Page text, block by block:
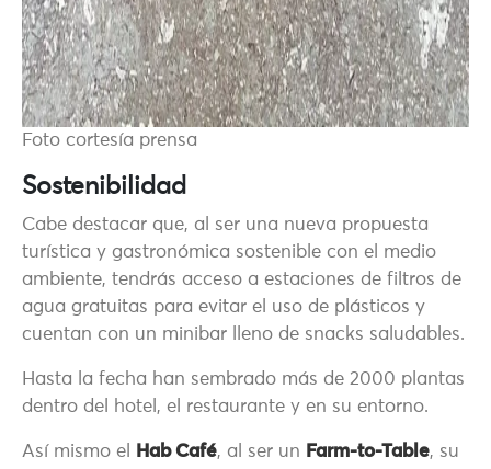
Foto cortesía prensa
Sostenibilidad
Cabe destacar que, al ser una nueva propuesta
turística y gastronómica sostenible con el medio
ambiente, tendrás acceso a estaciones de filtros de
agua gratuitas para evitar el uso de plásticos y
cuentan con un minibar lleno de snacks saludables.
Hasta la fecha han sembrado más de 2000 plantas
dentro del hotel, el restaurante y en su entorno.
Así mismo el Hab Café, al ser un Farm-to-Table, su